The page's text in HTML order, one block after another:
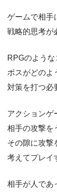
ゲームで相手
戦略的思考が
RPGのような
ボスがどのよ
対策を打つ必
アクションゲ
相手の攻撃を
その隙に攻撃
考えてプレイ
相手が人であ